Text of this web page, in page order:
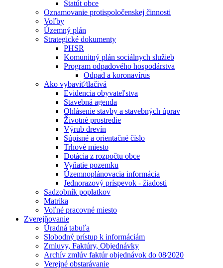
Štatút obce
Oznamovanie protispoločenskej činnosti
Voľby
Územný plán
Strategické dokumenty
PHSR
Komunitný plán sociálnych služieb
Program odpadového hospodárstva
Odpad a koronavírus
Ako vybaviť⁄tlačivá
Evidencia obyvateľstva
Stavebná agenda
Ohlásenie stavby a stavebných úprav
Životné prostredie
Výrub drevín
Súpisné a orientačné číslo
Trhové miesto
Dotácia z rozpočtu obce
Vyňatie pozemku
Územnoplánovacia informácia
Jednorazový príspevok - žiadosti
Sadzobník poplatkov
Matrika
Voľné pracovné miesto
Zverejňovanie
Úradná tabuľa
Slobodný prístup k informáciám
Zmluvy, Faktúry, Objednávky
Archív zmlúv faktúr objednávok do 08⁄2020
Verejné obstarávanie